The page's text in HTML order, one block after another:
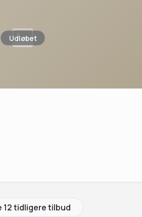
Udløbet
12 tidligere tilbud